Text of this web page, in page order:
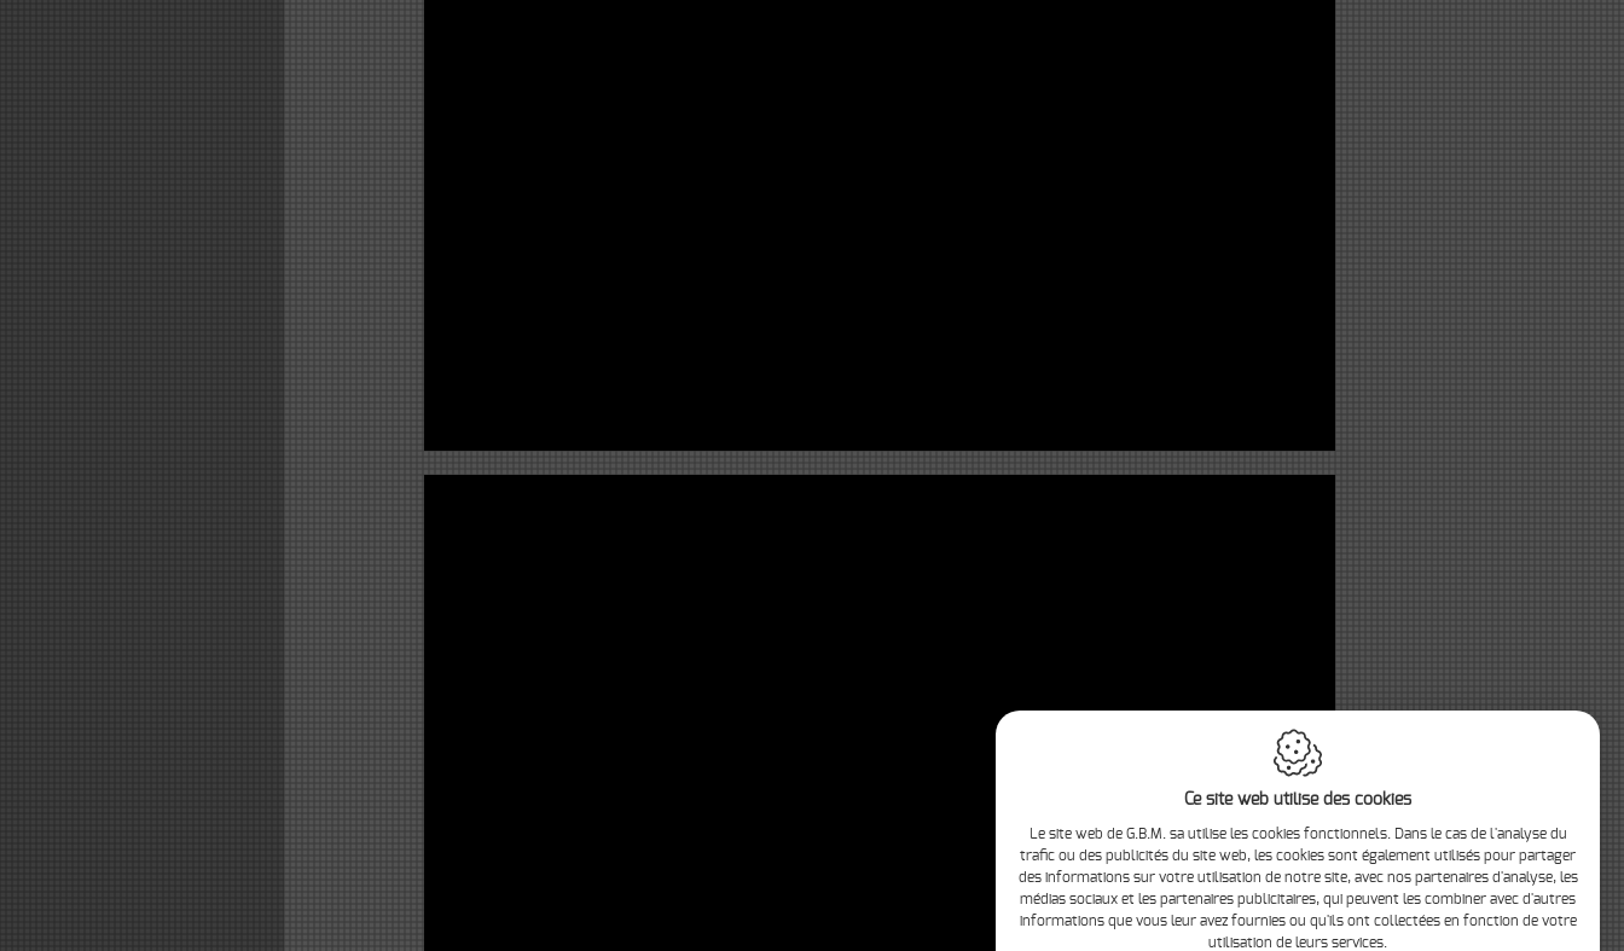
Ce site web utilise des cookies
Le site web de G.B.M. sa utilise les cookies fonctionnels. Dans le cas de l'analyse du
trafic ou des publicités du site web, les cookies sont également utilisés pour partager
des informations sur votre utilisation de notre site, avec nos partenaires d'analyse, les
médias sociaux et les partenaires publicitaires, qui peuvent les combiner avec d'autres
informations que vous leur avez fournies ou qu'ils ont collectées en fonction de votre
utilisation de leurs services.